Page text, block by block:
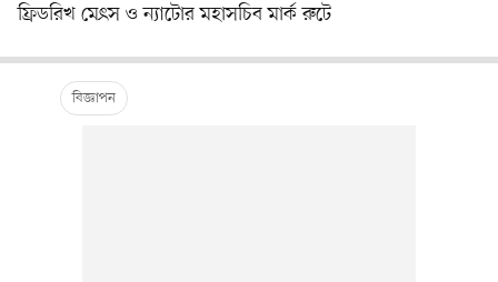
ফ্রিডরিখ মের্ৎস ও ন্যাটোর মহাসচিব মার্ক রুটে